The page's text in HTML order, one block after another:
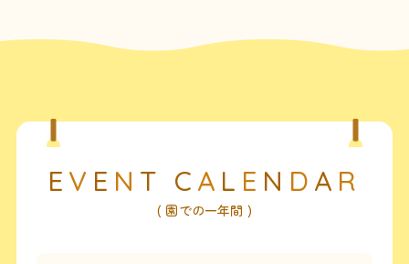
E V E N T C A L E N D A R
( 園での一年間 )